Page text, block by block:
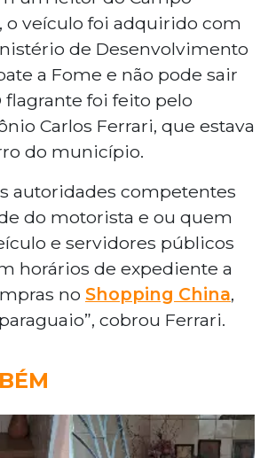
o veículo foi adquirido com
de Desenvolvimento
a Fome e não pode sair
flagrante foi feito pelo
Carlos Ferrari, que estava
do município.
autoridades competentes
do motorista e ou quem
e servidores públicos
horários de expediente a
no Shopping China,
cobrou Ferrari.